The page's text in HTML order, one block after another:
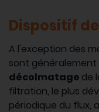
Dispositif
A l'exception des
sont généralement
décolmatage de
filtration, le plus
périodique du flux,